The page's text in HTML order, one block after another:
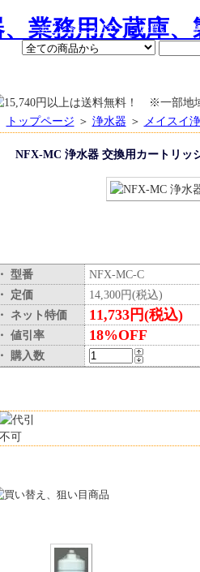
ポイントについて お買い物手順
トップページ ＞ 浄水器 ＞ メイスイ
NFX-MC 浄水器 交換用カートリッ
・ 型番
NFX-MC-C
・ 定価
14,300円(税込)
・ ネット特価
11,733円(税込)
・ 値引率 18%OFF
・ 購入数